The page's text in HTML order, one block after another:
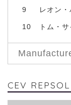
9 レオン
10 トム・
CEV